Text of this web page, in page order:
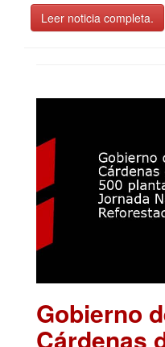
Leer noticia completa.
Gobierno
Cárdenas